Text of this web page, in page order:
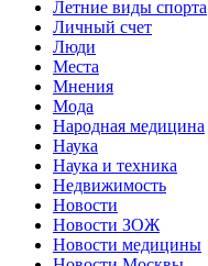
Летние виды спорта
Личный счет
Люди
Места
Мнения
Мода
Народная медицина
Наука
Наука и техника
Недвижимость
Новости
Новости ЗОЖ
Новости медицины